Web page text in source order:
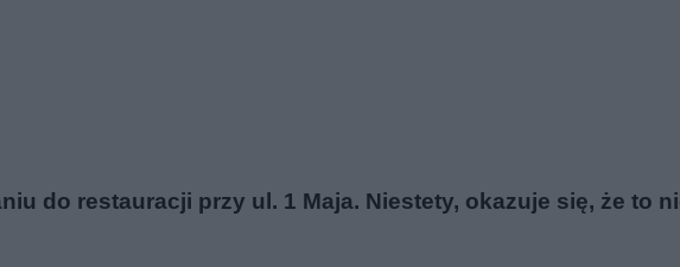
do restauracji przy ul. 1 Maja. Niestety, okazuje się, że to